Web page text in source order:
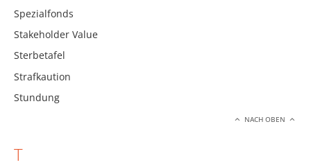
Spezialfonds
Stakeholder Value
Sterbetafel
Strafkaution
Stundung
NACH OBEN
T